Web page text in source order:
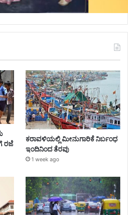
ರಜೆ
ಕರಾವಳಿಯಲ್ಲಿ ಮೀನುಗಾರಿಕೆ ನಿರ್ಬಂಧ
ಇಂದಿನಿಂದ ತೆರವು
1 week ago